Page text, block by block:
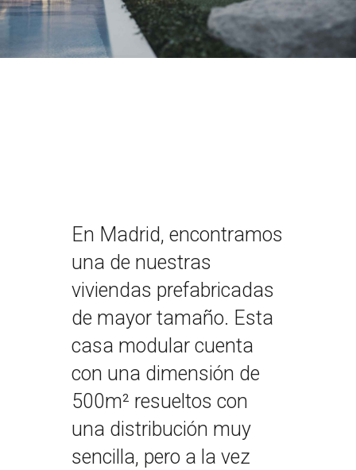
En Madrid, encontramos
una de nuestras
viviendas prefabricadas
de mayor tamaño. Esta
casa modular cuenta
con una dimensión de
500m² resueltos con
una distribución muy
sencilla, pero a la vez